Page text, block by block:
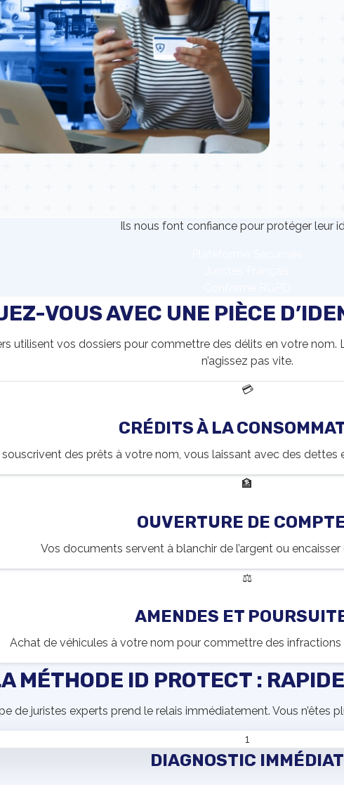
Ils nous font confiance pour protéger leur
VOUS AVEC UNE PIÈCE
utilisent vos dossiers pour commettre des délits en votre
n’agissez pas vite.
💳
CRÉDITS À LA
souscrivent des prêts à votre nom, vous laissant avec des dettes
🏦
OUVERTURE DE
Vos documents servent à blanchir de l’argent ou encaisser
⚖️
AMENDES ET
Achat de véhicules à votre nom pour commettre des
MÉTHODE ID PROTECT :
de juristes experts prend le relais immédiatement. Vous n’êtes
1
DIAGNOSTIC IMMÉDIAT